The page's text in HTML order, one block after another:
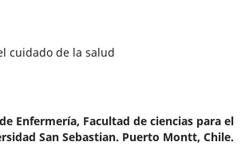
cuidado de la salud
Enfermería, Facultad de ciencias para el
San Sebastian. Puerto Montt, Chile.